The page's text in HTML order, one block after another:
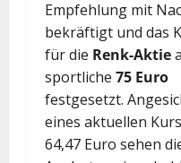
Empfehlung mit
bekräftigt und das
für die Renk-Aktie
sportliche 75 Euro
festgesetzt.
eines aktuellen
64,47 Euro sehen